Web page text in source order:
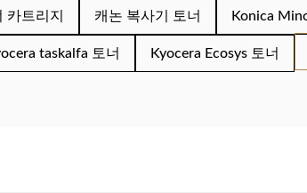
카트리지 캐논 복사기 토너 Konica
taskalfa 토너 Kyocera Ecosys 토너